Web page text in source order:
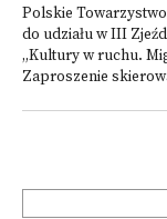
Polskie
do udziału w III
„Kultury w ruchu.
Zaproszenie